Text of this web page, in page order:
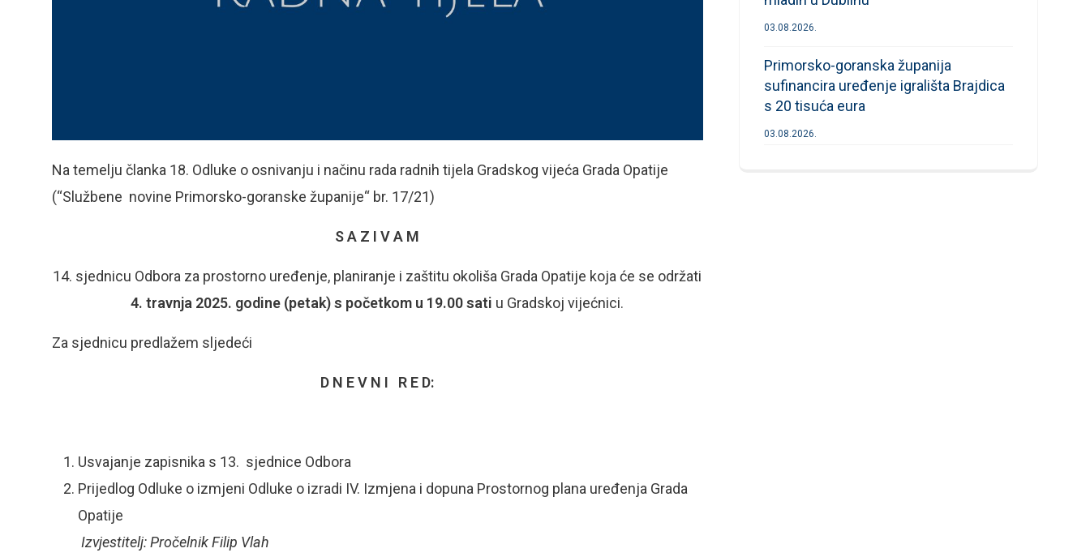
Na temelju članka 18. Odluke o osnivanju i načinu rada radnih tijela Gradskog vijeća Grada Opatije
(“Službene novine Primorsko-goranske županije“ br. 17/21)
S A Z I V A M
14. sjednicu Odbora za prostorno uređenje, planiranje i zaštitu okoliša Grada Opatije koja će se održati
4. travnja 2025. godine (petak) s početkom u 19.00 sati u Gradskoj vijećnici.
Za sjednicu predlažem sljedeći
D N E V N I R E D:
Usvajanje zapisnika s 13. sjednice Odbora
Prijedlog Odluke o izmjeni Odluke o izradi IV. Izmjena i dopuna Prostornog plana uređenja Grada
Opatije
Izvjestitelj: Pročelnik Filip Vlah
03.08.2026.
Primorsko-goranska županija
sufinancira uređenje igrališta Brajdica
s 20 tisuća eura
03.08.2026.